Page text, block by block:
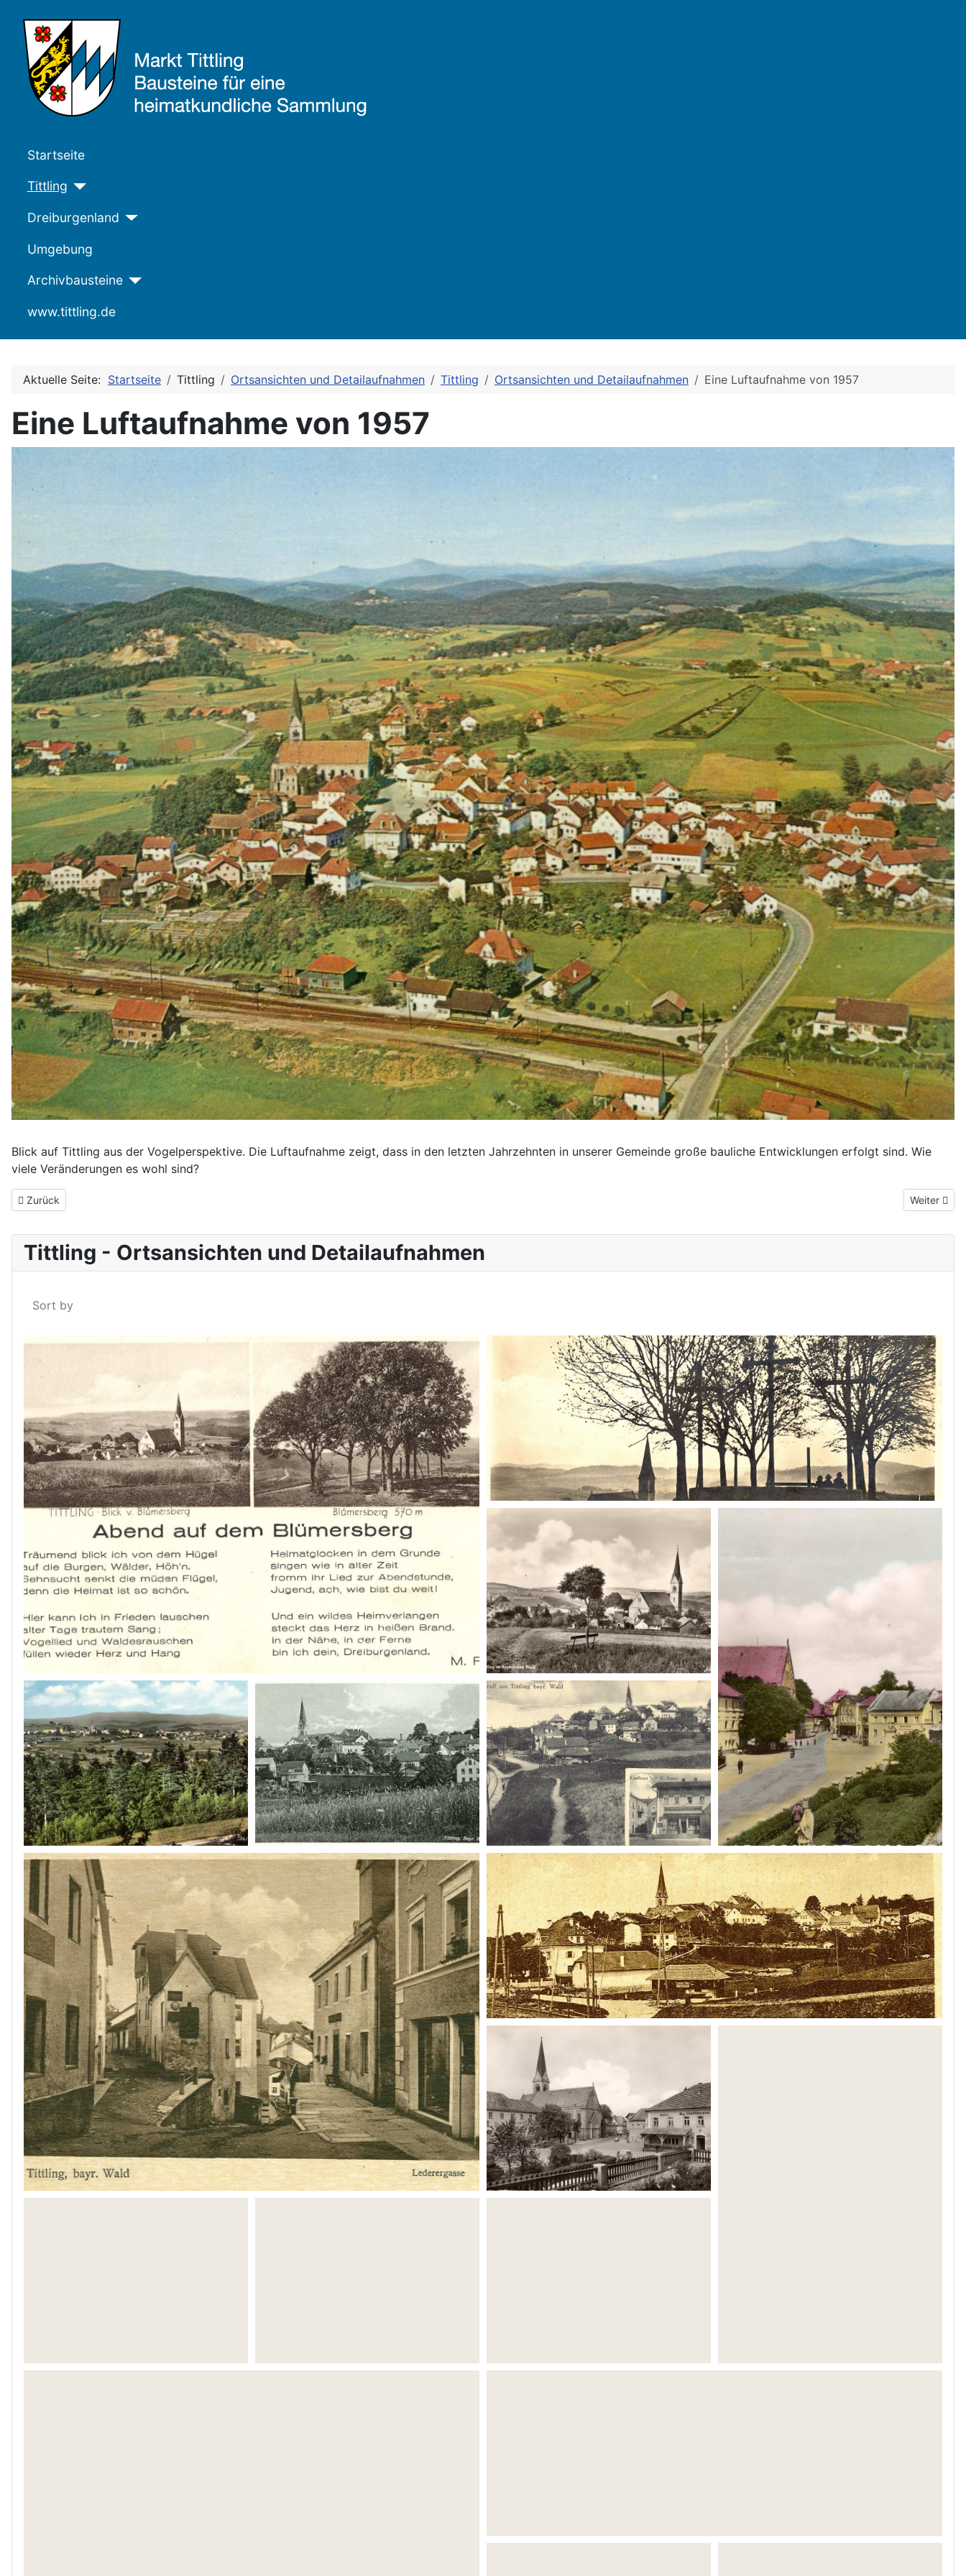
Startseite
Tittling
Dreiburgenland
Umgebung
Archivbausteine
www.tittling.de
Aktuelle Seite: Startseite Tittling Ortsansichten und Detailaufnahmen Tittling Ortsansichten und Detailaufnahmen Eine Luftaufnahme von 1957
Eine Luftaufnahme von 1957
Blick auf Tittling aus der Vogelperspektive. Die Luftaufnahme zeigt, dass in den letzten Jahrzehnten in unserer Gemeinde große bauliche Entwicklungen erfolgt sind. Wie
viele Veränderungen es wohl sind?
Vorheriger Beitrag: Die Altenheimkirche St. Marien um 1958
Zurück Nächster
Weiter
Tittling - Ortsansichten und Detailaufnahmen
Sort by